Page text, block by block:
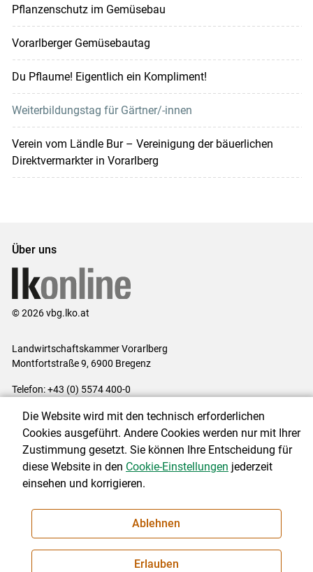
Pflanzenschutz im Gemüsebau
Vorarlberger Gemüsebautag
Du Pflaume! Eigentlich ein Kompliment!
Weiterbildungstag für Gärtner/-innen
Verein vom Ländle Bur – Vereinigung der bäuerlichen
Direktvermarkter in Vorarlberg
Über uns
© 2026 vbg.lko.at
Landwirtschaftskammer Vorarlberg
Montfortstraße 9, 6900 Bregenz
Telefon: +43 (0) 5574 400-0
Impressum|Kontakt|Datenschutzerklärung|Barrierefreiheit|
Cookie-Einstellungen
NEWSLETTER
Die Website wird mit den technisch erforderlichen
Cookies ausgeführt. Andere Cookies werden nur mit Ihrer
Zustimmung gesetzt. Sie können Ihre Entscheidung für
diese Website in den Cookie-Einstellungen jederzeit
einsehen und korrigieren.
Ablehnen
Erlauben